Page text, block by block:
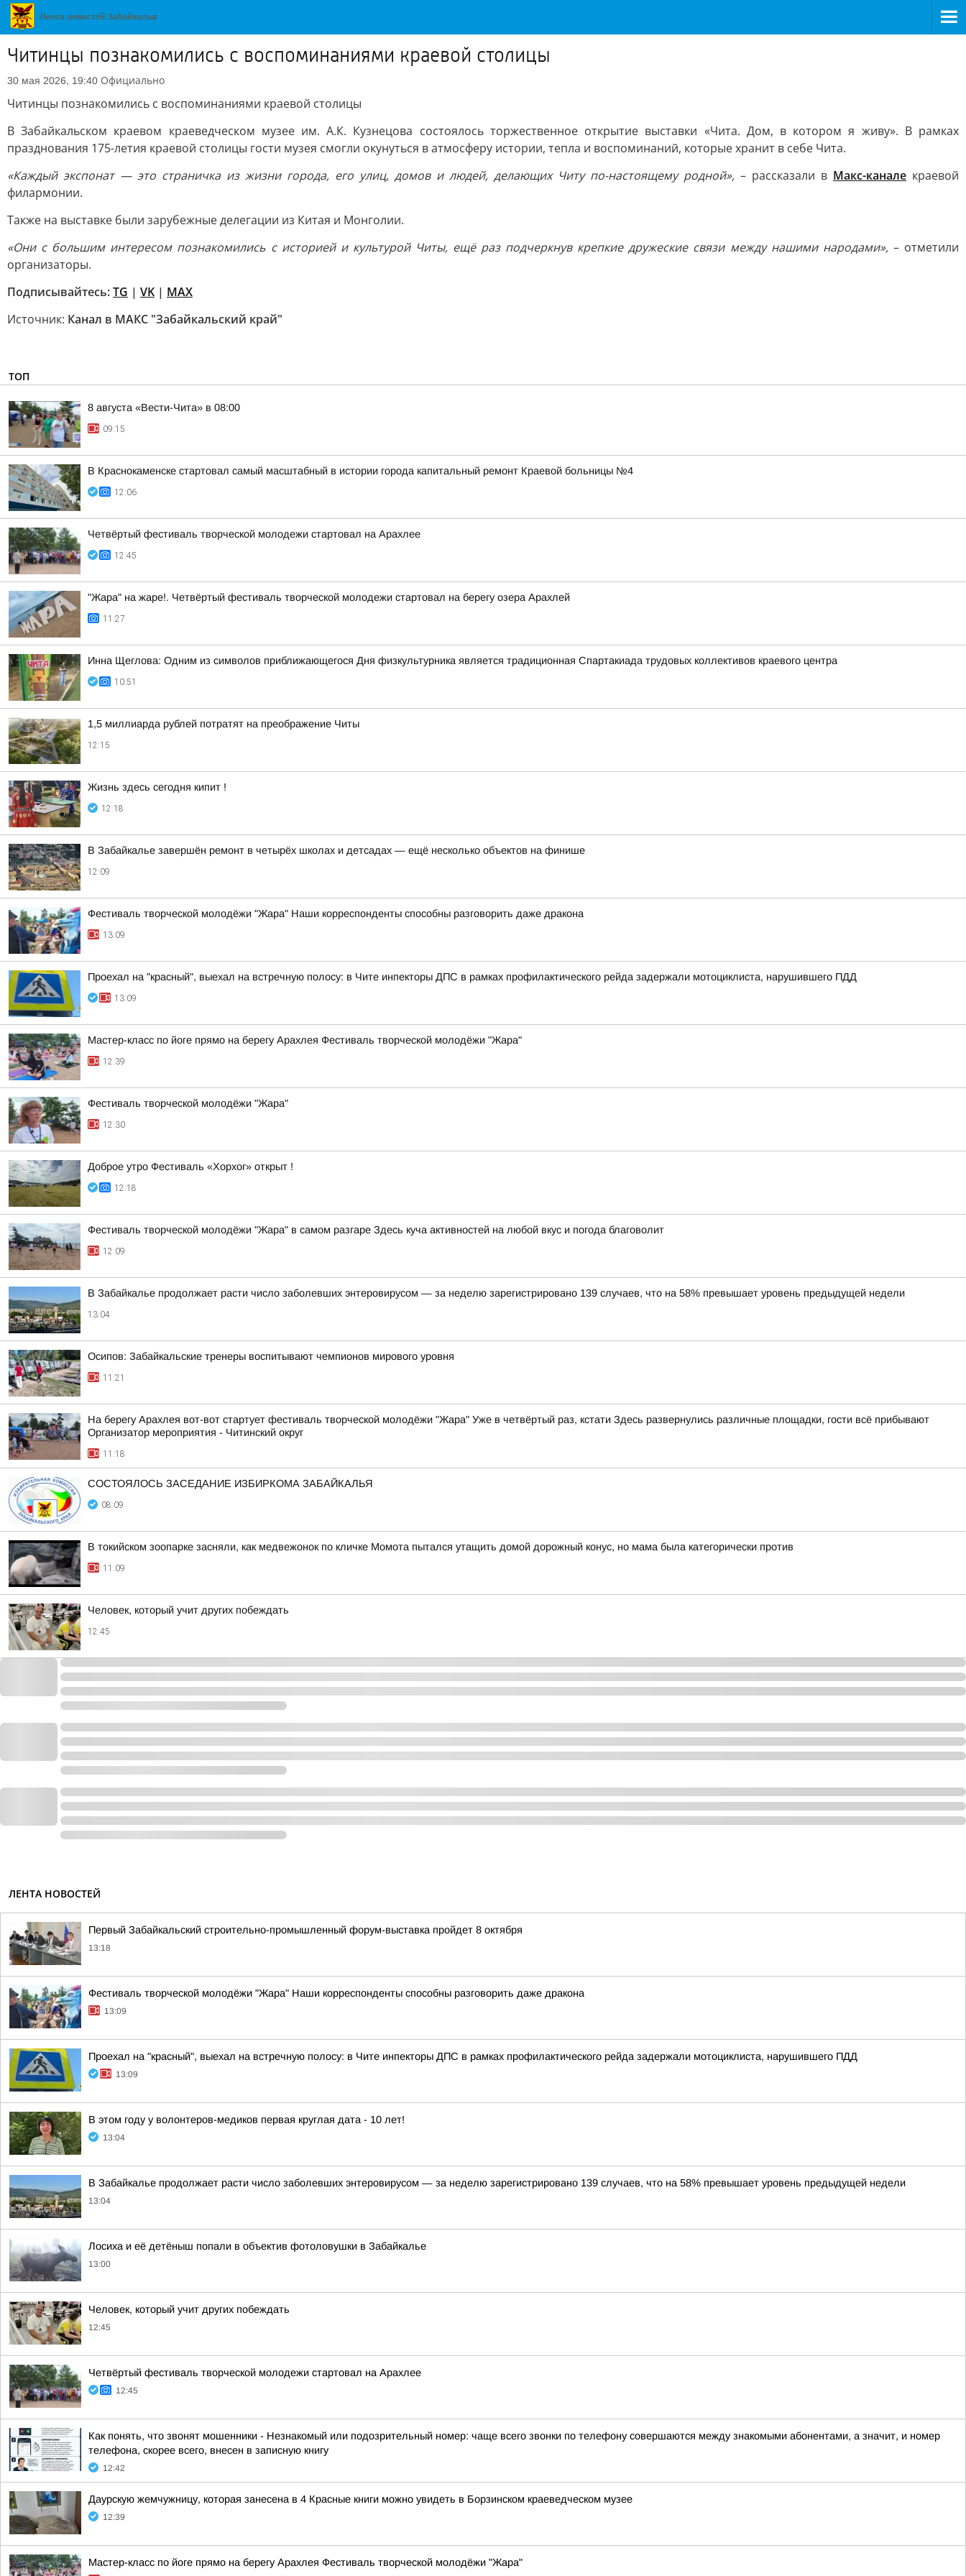
Читинцы познакомились с воспоминаниями краевой столицы
30 мая 2026, 19:40 Официально
Читинцы познакомились с воспоминаниями краевой столицы
В Забайкальском краевом краеведческом музее им. А.К. Кузнецова состоялось торжественное открытие выставки «Чита. Дом, в котором я живу». В рамках
празднования 175-летия краевой столицы гости музея смогли окунуться в атмосферу истории, тепла и воспоминаний, которые хранит в себе Чита.
«Каждый экспонат — это страничка из жизни города, его улиц, домов и людей, делающих Читу по-настоящему родной», – рассказали в Макс-канале краевой
филармонии.
Также на выставке были зарубежные делегации из Китая и Монголии.
«Они с большим интересом познакомились с историей и культурой Читы, ещё раз подчеркнув крепкие дружеские связи между нашими народами», – отметили
организаторы.
Подписывайтесь:TG | VK | MAX
Источник: Канал в МАКС "Забайкальский край"
ТОП
8 августа «Вести-Чита» в 08:00
09:15
В Краснокаменске стартовал самый масштабный в истории города капитальный ремонт Краевой больницы №4
12:06
Четвёртый фестиваль творческой молодежи стартовал на Арахлее
12:45
"Жара" на жаре!. Четвёртый фестиваль творческой молодежи стартовал на берегу озера Арахлей
11:27
Инна Щеглова: Одним из символов приближающегося Дня физкультурника является традиционная Спартакиада трудовых коллективов краевого центра
10:51
1,5 миллиарда рублей потратят на преображение Читы
12:15
Жизнь здесь сегодня кипит !
12:18
В Забайкалье завершён ремонт в четырёх школах и детсадах — ещё несколько объектов на финише
12:09
Фестиваль творческой молодёжи "Жара" Наши корреспонденты способны разговорить даже дракона
13:09
Проехал на "красный", выехал на встречную полосу: в Чите инпекторы ДПС в рамках профилактического рейда задержали мотоциклиста, нарушившего ПДД
13:09
Мастер-класс по йоге прямо на берегу Арахлея Фестиваль творческой молодёжи "Жара"
12:39
Фестиваль творческой молодёжи "Жара"
12:30
Доброе утро Фестиваль «Хорхог» открыт !
12:18
Фестиваль творческой молодёжи "Жара" в самом разгаре Здесь куча активностей на любой вкус и погода благоволит
12:09
В Забайкалье продолжает расти число заболевших энтеровирусом — за неделю зарегистрировано 139 случаев, что на 58% превышает уровень предыдущей недели
13:04
Осипов: Забайкальские тренеры воспитывают чемпионов мирового уровня
11:21
На берегу Арахлея вот-вот стартует фестиваль творческой молодёжи "Жара" Уже в четвёртый раз, кстати Здесь развернулись различные площадки, гости всё прибывают
Организатор мероприятия - Читинский округ
11:18
СОСТОЯЛОСЬ ЗАСЕДАНИЕ ИЗБИРКОМА ЗАБАЙКАЛЬЯ
08:09
В токийском зоопарке засняли, как медвежонок по кличке Момота пытался утащить домой дорожный конус, но мама была категорически против
11:09
Человек, который учит других побеждать
12:45
ЛЕНТА НОВОСТЕЙ
Первый Забайкальский строительно-промышленный форум-выставка пройдет 8 октября
13:18
Фестиваль творческой молодёжи "Жара" Наши корреспонденты способны разговорить даже дракона
13:09
Проехал на "красный", выехал на встречную полосу: в Чите инпекторы ДПС в рамках профилактического рейда задержали мотоциклиста, нарушившего ПДД
13:09
В этом году у волонтеров-медиков первая круглая дата - 10 лет!
13:04
В Забайкалье продолжает расти число заболевших энтеровирусом — за неделю зарегистрировано 139 случаев, что на 58% превышает уровень предыдущей недели
13:04
Лосиха и её детёныш попали в объектив фотоловушки в Забайкалье
13:00
Человек, который учит других побеждать
12:45
Четвёртый фестиваль творческой молодежи стартовал на Арахлее
12:45
Как понять, что звонят мошенники - Незнакомый или подозрительный номер: чаще всего звонки по телефону совершаются между знакомыми абонентами, а значит, и номер
телефона, скорее всего, внесен в записную книгу
12:42
Даурскую жемчужницу, которая занесена в 4 Красные книги можно увидеть в Борзинском краеведческом музее
12:39
Мастер-класс по йоге прямо на берегу Арахлея Фестиваль творческой молодёжи "Жара"